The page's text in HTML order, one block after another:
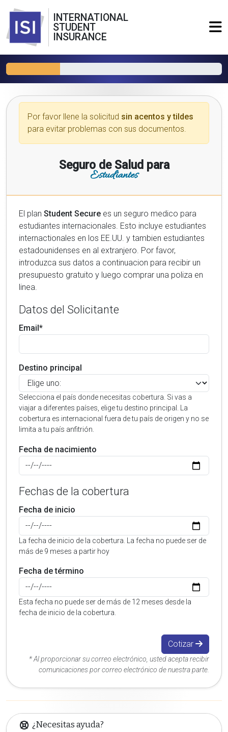
INTERNATIONAL
STUDENT
INSURANCE
Por favor llene la solicitud sin acentos y tildes
para evitar problemas con sus documentos.
Seguro de Salud para
Estudiantes
El plan Student Secure es un seguro medico para
estudiantes internacionales. Esto incluye estudiantes
internactionales en los EE.UU. y tambien estudiantes
estadounidenses en al extranjero. Por favor,
introduzca sus datos a continuacion para recibir un
presupuesto gratuito y luego comprar una poliza en
linea.
Datos del Solicitante
Email*
Destino principal
Selecciona el país donde necesitas cobertura. Si vas a
viajar a diferentes países, elige tu destino principal. La
cobertura es internacional fuera de tu país de origen y no se
limita a tu país anfitrión.
Fecha de nacimiento
Fechas de la cobertura
Fecha de inicio
La fecha de inicio de la cobertura. La fecha no puede ser de
más de 9 meses a partir hoy
Fecha de término
Esta fecha no puede ser de más de 12 meses desde la
fecha de inicio de la cobertura.
Cotizar
* Al proporcionar su correo electrónico, usted acepta recibir
comunicaciones por correo electrónico de nuestra parte.
¿Necesitas ayuda?